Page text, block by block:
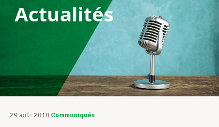
Le LCGB
Structures syndicales
Assistance au Travail
Actualités
29 août 2018 Communiqués